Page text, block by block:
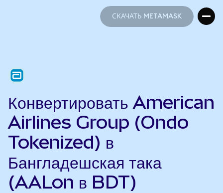
СКАЧАТЬ METAMASK
Конвертировать American
Airlines Group (Ondo
Tokenized) в
Бангладешская така
(AALon в BDT)